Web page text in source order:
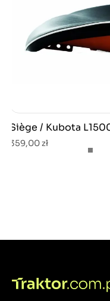
Siège / Kubota
359,00 zł